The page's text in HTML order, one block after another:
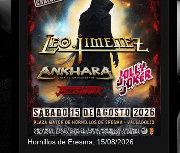
Hornillos de Eresma, 15/08/2026